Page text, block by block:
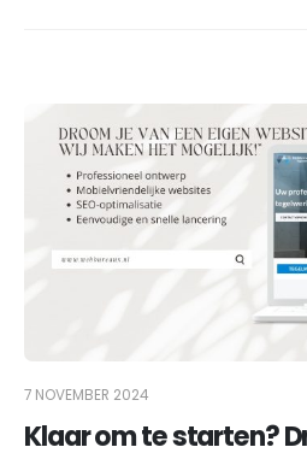
7 NOVEMBER 2024
Klaar om te starten?